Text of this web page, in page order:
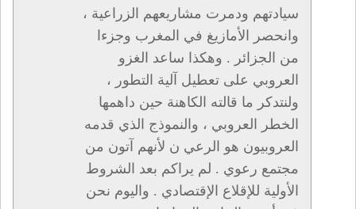
سيادتهم ودمرت مشاريعهم الزراعية ،
وانحصر الأمازيغ في المغرب وجزءا
من الجزائر . وهكذا ساعد الغزو
العروبي على تعطيل آلية التطور ،
ولنتدكر ما قالته الكاهنة حين داهمها
الخطر العروبي ، والنموذج الذي قدمه
العروبيون هو الرعي ن لأنهم آتون من
مجتمع رعوي . لم يراكم بعد الشروط
الأولية للإقلاع الإقتصادي . واليوم نحن